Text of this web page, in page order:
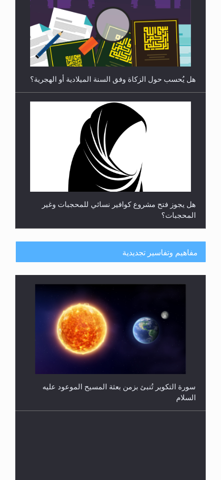
رأيٌ في لغة المسيح الموعود عليه السلام ..«3» نظرة
في شعر المسيح الموعود عليه السلام.....
هل يُحسب حول الزكاة وفق السنة الميلادية أو الهجرية؟
هل يجوز فتح مشروع كوافير نسائي للمحجبات وغير
المحجبات؟
فتوى أمير المؤمنين الميرزا مسرور أحمد أيده الله في
أطفال الأنابيب وتحديد جنس المولود..
مفاهيم وتفاسير تجديدية
سورة التكوير تُنبئ بزمن بعثة المسيح الموعود عليه
السلام